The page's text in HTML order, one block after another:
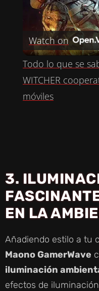
Watch on
Todo lo que se
WITCHER
móviles
3.
EN LA
Añadiendo estilo a tu
Maono GamerWave
iluminación
efectos de